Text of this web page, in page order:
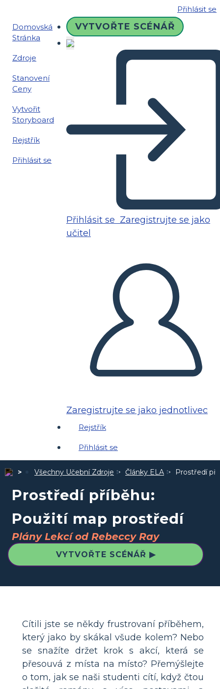
Přihlásit se
Domovská
Stránka
Zdroje
Stanovení
Ceny
Vytvořit
Storyboard
Rejstřík
Přihlásit se
VYTVOŘTE SCÉNÁŘ
Přihlásit se Zaregistrujte se jako
učitel
Zaregistrujte se jako jednotlivec
Rejstřík
Přihlásit se
Všechny Učební Zdroje Články ELA Prostředí
Prostředí příběhu:
Použití map prostředí
Plány Lekcí od Rebeccy Ray
VYTVOŘTE SCÉNÁŘ ▶
Cítili jste se někdy frustrovaní příběhem,
který jako by skákal všude kolem? Nebo
se snažíte držet krok s akcí, která se
přesouvá z místa na místo? Přemýšlejte
o tom, jak se naši studenti cítí, když čtou